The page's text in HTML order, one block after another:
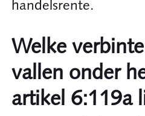
handelsrente.
Welke
vallen onder
artikel 6:119a